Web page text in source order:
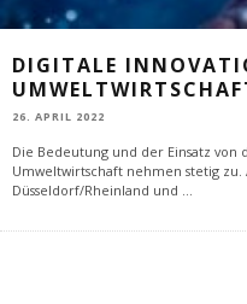
DIGITALE
26. APRIL 2022
Die Bedeutung und der Einsatz
Umweltwirtschaft nehmen stetig
Düsseldorf/Rheinland und ...